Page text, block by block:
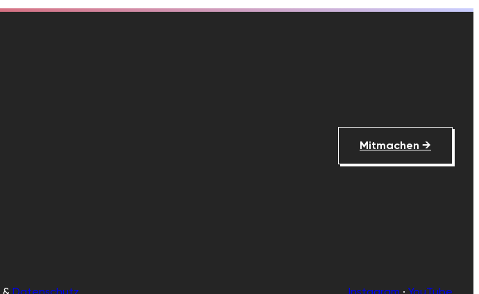
Mitmachen →